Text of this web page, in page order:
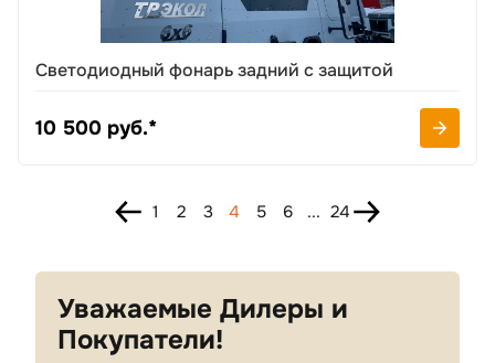
Светодиодный фонарь задний с защитой
10 500 руб.*
1 2 3 4 5 6 ... 24
Уважаемые Дилеры и
Покупатели!